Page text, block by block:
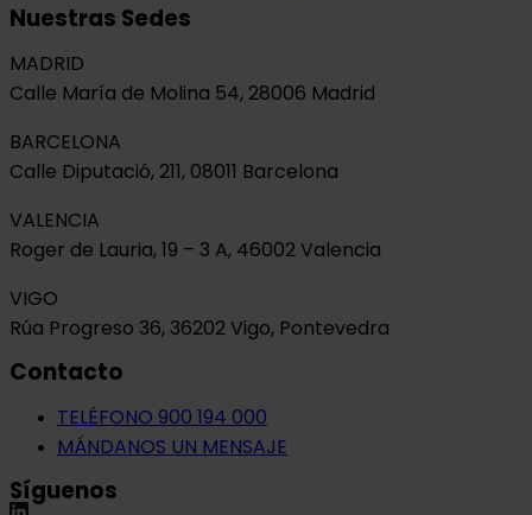
Nuestras Sedes
MADRID
Calle María de Molina 54, 28006 Madrid
BARCELONA
Calle Diputació, 211, 08011 Barcelona
VALENCIA
Roger de Lauria, 19 – 3 A, 46002 Valencia
VIGO
Rúa Progreso 36, 36202 Vigo, Pontevedra
Contacto
TELÉFONO 900 194 000
MÁNDANOS UN MENSAJE
Síguenos